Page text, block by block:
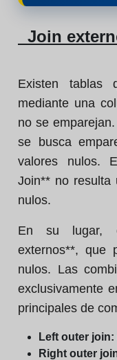
Join
Existen tablas
mediante una
no se
se busca
valores nulos.
Join** no resulta
nulos.
En su lugar,
externos**, que
nulos. Las
exclusivamente
principales de
Left outer join:
Right outer